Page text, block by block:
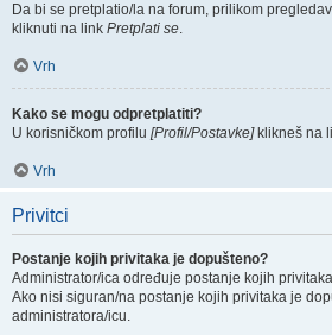
Da bi se pretplatio/la na forum, prilikom
kliknuti na link Pretplati se.
Vrh
Kako se mogu odpretplatiti?
U korisničkom profilu [Profil/Postavke]klikneš na
Vrh
Privitci
Postanje kojih privitaka je dopušteno?
Administrator/ica određuje postanje kojih
Ako nisi siguran/na postanje kojih privitaka je
administratora/icu.